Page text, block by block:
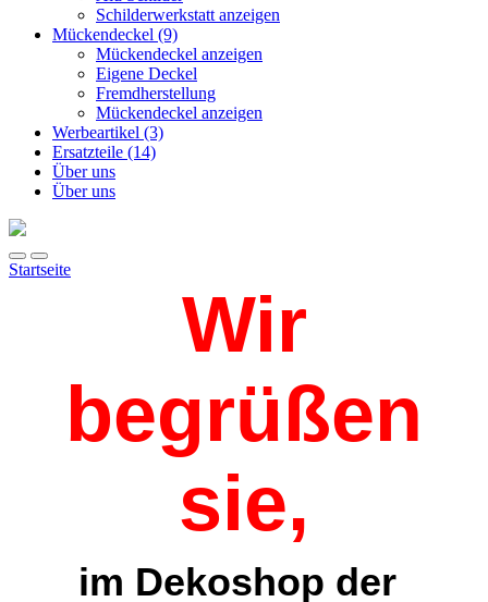
Schilderwerkstatt anzeigen
Mückendeckel (9)
Mückendeckel anzeigen
Eigene Deckel
Fremdherstellung
Mückendeckel anzeigen
Werbeartikel (3)
Ersatzteile (14)
Über uns
Über uns
Startseite
Wir
begrüßen
sie,
im Dekoshop der